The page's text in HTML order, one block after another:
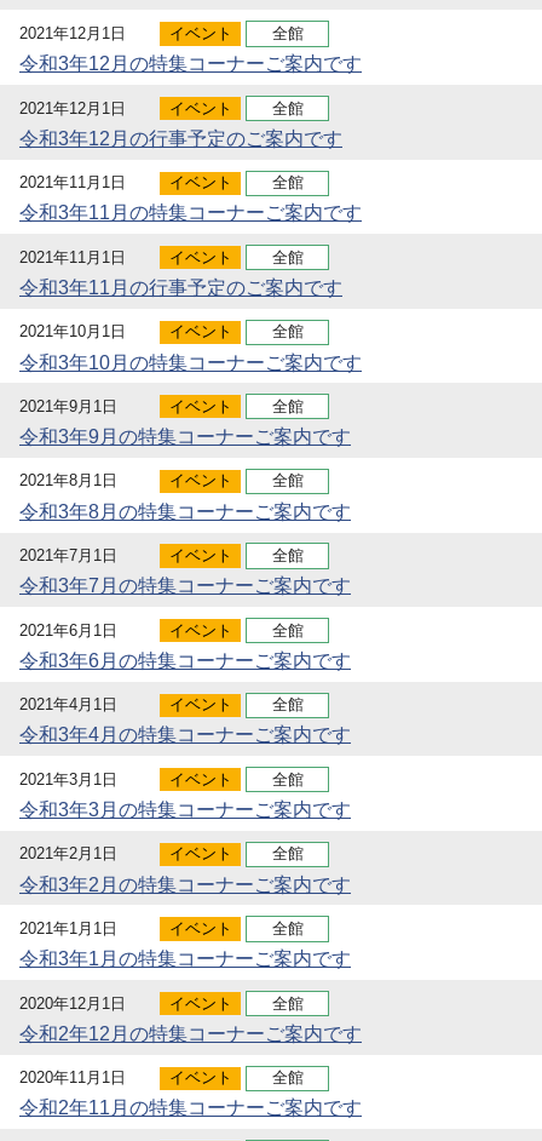
2021年12月1日 イベント 全館
令和3年12月の特集コーナーご案内です
2021年12月1日 イベント 全館
令和3年12月の行事予定のご案内です
2021年11月1日 イベント 全館
令和3年11月の特集コーナーご案内です
2021年11月1日 イベント 全館
令和3年11月の行事予定のご案内です
2021年10月1日 イベント 全館
令和3年10月の特集コーナーご案内です
2021年9月1日 イベント 全館
令和3年9月の特集コーナーご案内です
2021年8月1日 イベント 全館
令和3年8月の特集コーナーご案内です
2021年7月1日 イベント 全館
令和3年7月の特集コーナーご案内です
2021年6月1日 イベント 全館
令和3年6月の特集コーナーご案内です
2021年4月1日 イベント 全館
令和3年4月の特集コーナーご案内です
2021年3月1日 イベント 全館
令和3年3月の特集コーナーご案内です
2021年2月1日 イベント 全館
令和3年2月の特集コーナーご案内です
2021年1月1日 イベント 全館
令和3年1月の特集コーナーご案内です
2020年12月1日 イベント 全館
令和2年12月の特集コーナーご案内です
2020年11月1日 イベント 全館
令和2年11月の特集コーナーご案内です